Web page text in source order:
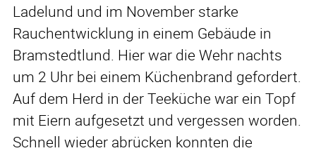
Ladelund und im November starke
Rauchentwicklung in einem Gebäude in
Bramstedtlund. Hier war die Wehr nachts
um 2 Uhr bei einem Küchenbrand gefordert.
Auf dem Herd in der Teeküche war ein Topf
mit Eiern aufgesetzt und vergessen worden.
Schnell wieder abrücken konnten die